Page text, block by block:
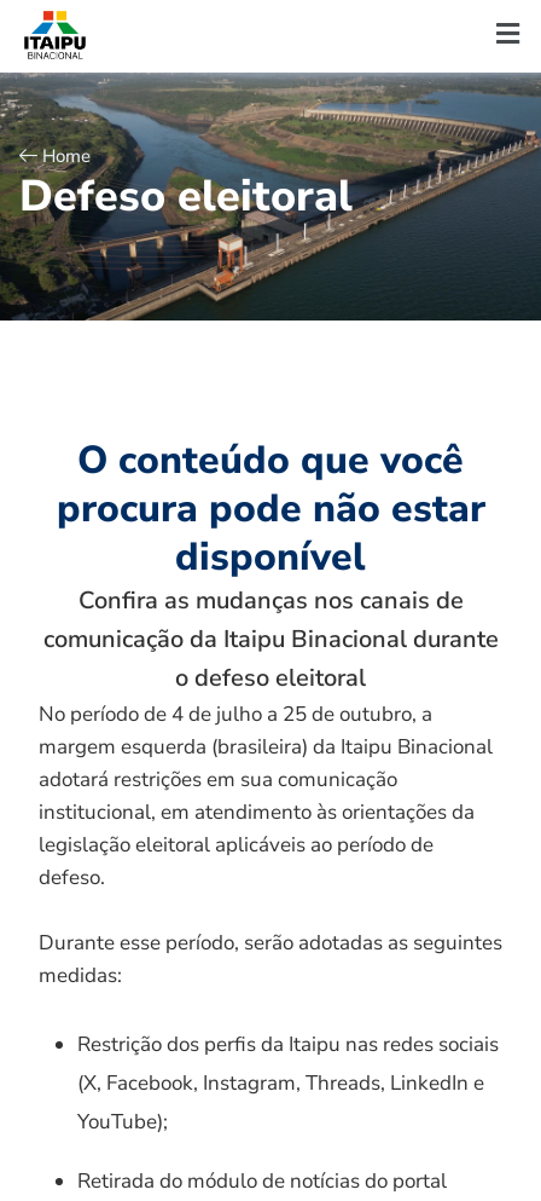
Home
Defeso eleitoral
O conteúdo que você
procura pode não estar
disponível
Confira as mudanças nos canais de
comunicação da Itaipu Binacional durante
o defeso eleitoral
No período de 4 de julho a 25 de outubro, a
margem esquerda (brasileira) da Itaipu Binacional
adotará restrições em sua comunicação
institucional, em atendimento às orientações da
legislação eleitoral aplicáveis ao período de
defeso.
Durante esse período, serão adotadas as seguintes
medidas:
Restrição dos perfis da Itaipu nas redes sociais
(X, Facebook, Instagram, Threads, LinkedIn e
YouTube);
Retirada do módulo de notícias do portal